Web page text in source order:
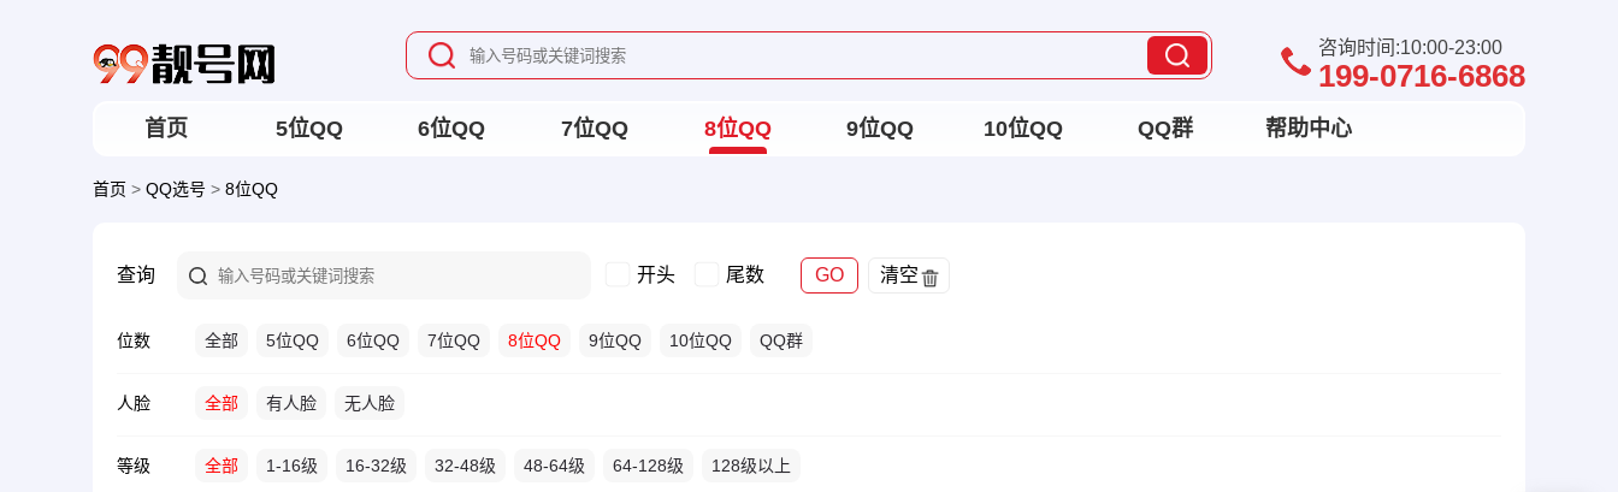
咨询时间:10:00-23:00
199-0716-6868
首页 5位QQ 6位QQ 7位QQ 8位QQ 9位QQ 10位QQ QQ群 帮助中心
首页 > QQ选号 > 8位QQ
查询 开头 尾数 GO 清空
位数 全部 5位QQ 6位QQ 7位QQ 8位QQ 9位QQ 10位QQ QQ群
人脸 全部 有人脸 无人脸
等级 全部 1-16级 16-32级 32-48级 48-64级 64-128级 128级以上